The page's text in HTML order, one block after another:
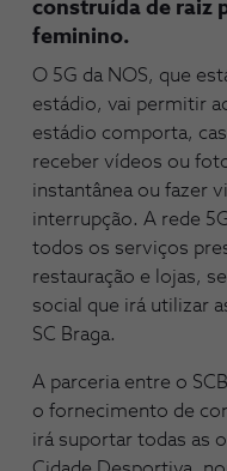
construída de raiz
feminino.
O 5G da NOS, que
estádio, vai permitir
estádio comporta,
receber vídeos ou
instantânea ou fazer
interrupção. A rede
todos os serviços
restauração e lojas,
social que irá utilizar
SC Braga.
A parceria entre o
o fornecimento de
irá suportar todas as